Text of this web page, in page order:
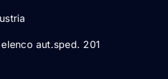
aut.sped. 201